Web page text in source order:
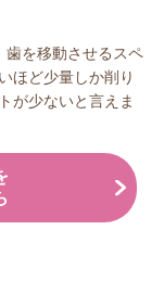
歯を移動させるスペ
ほど少量しか削り
が少ないと言えま